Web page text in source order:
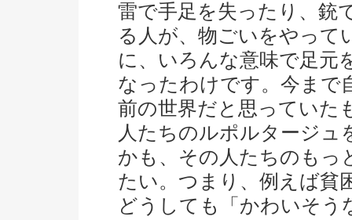
雷で手足を失ったり、銃
る人が、物ごいをやって
に、いろんな意味で足元
なったわけです。今まで
前の世界だと思っていた
人たちのルポルタージ
かも、その人たちのもっ
たい。つまり、例えば貧
どうしても「かわいそう